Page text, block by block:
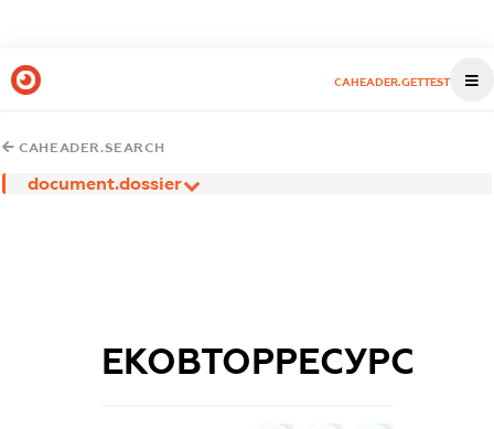
CAHEADER.GETTEST
CAHEADER.SEARCH
document.dossier
ЕКОВТОРРЕСУРС